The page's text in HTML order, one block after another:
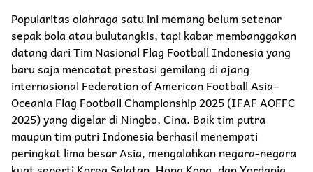
Popularitas olahraga satu ini memang belum setenar
sepak bola atau bulutangkis, tapi kabar membanggakan
datang dari Tim Nasional Flag Football Indonesia yang
baru saja mencatat prestasi gemilang di ajang
internasional Federation of American Football Asia–
Oceania Flag Football Championship 2025 (IFAF AOFFC
2025) yang digelar di Ningbo, Cina. Baik tim putra
maupun tim putri Indonesia berhasil menempati
peringkat lima besar Asia, mengalahkan negara-negara